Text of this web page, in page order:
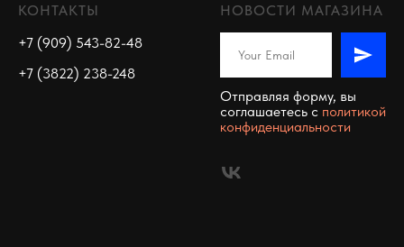
КОНТАКТЫ
+7 (909) 543-82-48
+7 (3822) 238-248
НОВОСТИ МАГАЗИНА
Отправляя форму, вы
соглашаетесь c политикой
конфиденциальности